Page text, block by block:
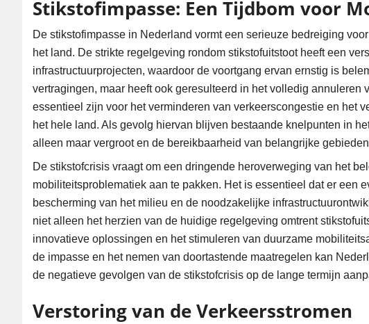
Stikstofimpasse: Een Tijdbom voor
De stikstofimpasse in Nederland vormt een serieuze bedreiging
het land. De strikte regelgeving rondom stikstofuitstoot heeft een
infrastructuurprojecten, waardoor de voortgang ervan ernstig is
vertragingen, maar heeft ook geresulteerd in het volledig annuleren
essentieel zijn voor het verminderen van verkeerscongestie en het
het hele land. Als gevolg hiervan blijven bestaande knelpunten in
alleen maar vergroot en de bereikbaarheid van belangrijke
De stikstofcrisis vraagt om een dringende heroverweging van het
mobiliteitsproblematiek aan te pakken. Het is essentieel dat er een
bescherming van het milieu en de noodzakelijke
niet alleen het herzien van de huidige regelgeving omtrent
innovatieve oplossingen en het stimuleren van duurzame
de impasse en het nemen van doortastende maatregelen kan
de negatieve gevolgen van de stikstofcrisis op de lange termijn
Verstoring van de Verkeersstromen